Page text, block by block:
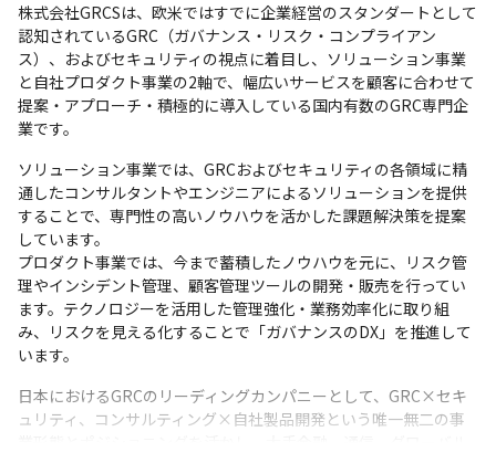
年齢/年次/役職問わず意見を挙げやすいオープンな環境です。
株式会社GRCSは、欧米ではすでに企業経営のスタンダートとして
認知されているGRC（ガバナンス・リスク・コンプライアン
ス）、およびセキュリティの視点に着目し、ソリューション事業
と自社プロダクト事業の2軸で、幅広いサービスを顧客に合わせて
提案・アプローチ・積極的に導入している国内有数のGRC専門企
業です。
ソリューション事業では、GRCおよびセキュリティの各領域に精
通したコンサルタントやエンジニアによるソリューションを提供
することで、専門性の高いノウハウを活かした課題解決策を提案
しています。
プロダクト事業では、今まで蓄積したノウハウを元に、リスク管
理やインシデント管理、顧客管理ツールの開発・販売を行ってい
ます。テクノロジーを活用した管理強化・業務効率化に取り組
み、リスクを見える化することで「ガバナンスのDX」を推進して
います。
日本におけるGRCのリーディングカンパニーとして、GRC×セキ
ュリティ、コンサルティング×自社製品開発という唯一無二の事